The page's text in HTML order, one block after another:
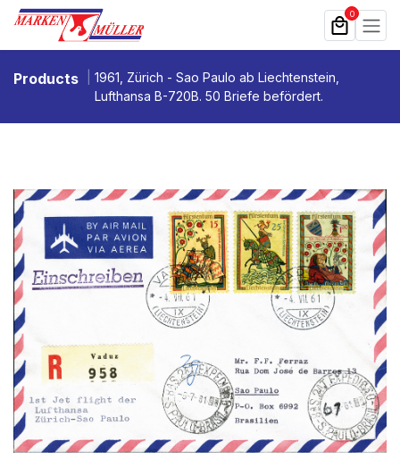
Zum Inhalt springen 0
Products
1961, Zürich - Sao Paulo ab Liechtenstein,
Lufthansa B-720B. 50 Briefe befördert.